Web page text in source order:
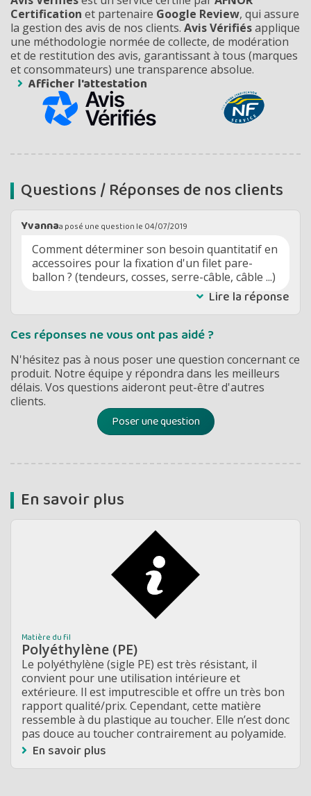
Certification et partenaire Google Review, qui assure
la gestion des avis de nos clients. Avis Vérifiésapplique
une méthodologie normée de collecte, de modération
et de restitution des avis, garantissant à tous (marques
et consommateurs) une transparence absolue.
Afficher l'attestation
Questions / Réponses de nos clients
Yvannaa posé une question le 04/07/2019
Comment déterminer son besoin quantitatif en
accessoires pour la fixation d'un filet pare-
ballon ? (tendeurs, cosses, serre-câble, câble ...)
Lire la réponse
Ces réponses ne vous ont pas aidé ?
N'hésitez pas à nous poser une question concernant ce
produit. Notre équipe y répondra dans les meilleurs
délais. Vos questions aideront peut-être d'autres
clients.
Poser une question
En savoir plus
Matière du fil
Polyéthylène (PE)
Le polyéthylène (sigle PE) est très résistant, il
convient pour une utilisation intérieure et
extérieure. Il est imputrescible et offre un très bon
rapport qualité/prix. Cependant, cette matière
ressemble à du plastique au toucher. Elle n’est donc
pas douce au toucher contrairement au polyamide.
En savoir plus